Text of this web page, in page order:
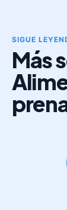
SIGUE
Más